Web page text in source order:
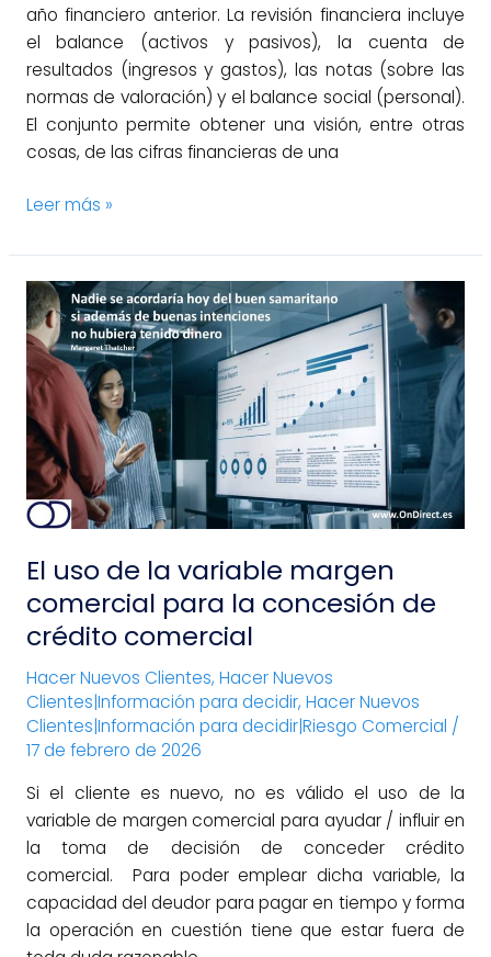
año financiero anterior. La revisión financiera incluye
el balance (activos y pasivos), la cuenta de
resultados (ingresos y gastos), las notas (sobre las
normas de valoración) y el balance social (personal).
El conjunto permite obtener una visión, entre otras
cosas, de las cifras financieras de una
Leer más »
El uso de la variable margen
comercial para la concesión de
crédito comercial
Hacer Nuevos Clientes, Hacer Nuevos
Clientes|Información para decidir, Hacer Nuevos
Clientes|Información para decidir|Riesgo Comercial /
17 de febrero de 2026
Si el cliente es nuevo, no es válido el uso de la
variable de margen comercial para ayudar / influir en
la toma de decisión de conceder crédito
comercial. Para poder emplear dicha variable, la
capacidad del deudor para pagar en tiempo y forma
la operación en cuestión tiene que estar fuera de
El
uso
de
la
variable
margen
comercial
para
la
de
crédito
comercial